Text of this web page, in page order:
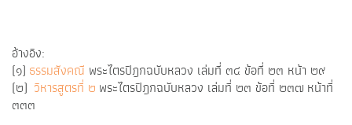
อ้างอิง:
(๑) ธรรมสังคณี พระไตรปิฎกฉบับหลวง เล่มที่ ๓๔ ข้อที่ ๒๓ หน้า ๒๙
(๒) วิหารสูตรที่ ๒ พระไตรปิฎกฉบับหลวง เล่มที่ ๒๓ ข้อที่ ๒๓๗ หน้าที่
๓๓๓